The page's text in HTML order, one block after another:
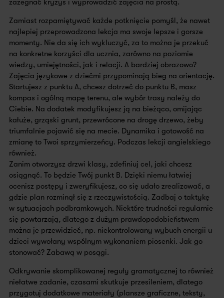
Zamiast rozpamiętywać każde potknięcie pomyśl, że nawet
najlepiej przeprowadzona lekcja ma swoje lepsze i gorsze
momenty. Nie da się ich wykluczyć, za to można je przekuć
na konkretne korzyści dla ucznia, zarówno na poziomie
wiedzy, umiejętności, jak i relacji. A bardziej obrazowo?
Zajęcia językowe z dziećmi przypominają bieg na orientację.
Startujesz z punktu A, chcesz dotrzeć do punktu B, masz
kompas i ogólną mapę terenu, ale wybór trasy należy do
Ciebie. Na dodatek modyfikujesz ją na bieżąco, omijając
kałuże, grząski grunt, przewrócone na drogę drzewo, żeby
triumfalnie pojawić się na mecie. Dynamika i gotowość na
zmianę to Twoi sprzymierzeńcy. Podczas lekcji angielskiego
również.
Zanim otworzysz drzwi klasy, zdefiniuj cel, jaki chcesz
osiągnąć. To będzie Twój punkt B. Dzięki niemu łatwiej
ocenisz postępy i zweryfikujesz, co się udało zrealizować, a
gdzie plan rozminął się z rzeczywistością. Zadbaj o taktykę
w sytuacjach podbramkowych. Niektóre trudności regularnie
się powtarzają, dlatego z dużym prawdopodobieństwem
można je przewidzieć, np. niekontrolowany wybuch energii u
dzieci wywołany wspólnym wykonaniem piosenki. Jak go
stonować? Zabawą w posągi.
Odkrywanie skomplikowanej reguły gramatycznej to również
niełatwe zadanie, czasami skutkuje przesileniem, dlatego
przygotuj dodatkowe materiały (plansze graficzne, teksty,